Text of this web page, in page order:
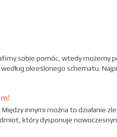
sobie pomóc, wtedy możemy
określonego schematu.
innymi można to działanie
który dysponuje